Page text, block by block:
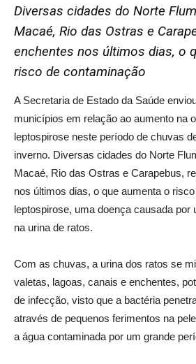
Diversas cidades do Norte
Macaé, Rio das Ostras e
enchentes nos últimos dias, o
risco de contaminação
A Secretaria de Estado da Saúde
municípios em relação ao aumento na
leptospirose neste período de chuvas
inverno. Diversas cidades do Norte
Macaé, Rio das Ostras e Carapebus,
nos últimos dias, o que aumenta o
leptospirose, uma doença causada por
na urina de ratos.
Com as chuvas, a urina dos ratos se
valetas, lagoas, canais e enchentes,
de infecção, visto que a bactéria
através de pequenos ferimentos na
a água contaminada por um grande